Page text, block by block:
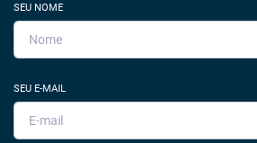
SEU NOME
SEU E-MAIL